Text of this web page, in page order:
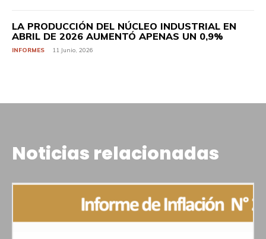
LA PRODUCCIÓN DEL NÚCLEO INDUSTRIAL EN
ABRIL DE 2026 AUMENTÓ APENAS UN 0,9%
INFORMES 11 Junio, 2026
Noticias relacionadas